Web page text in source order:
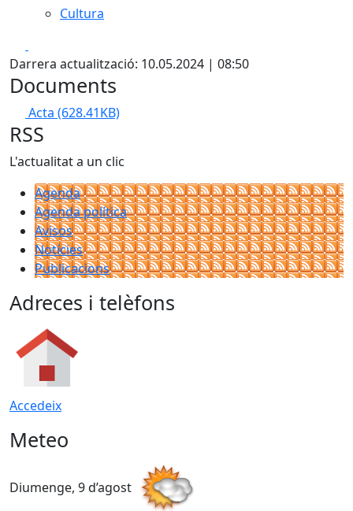
Cultura
Darrera actualització: 10.05.2024 | 08:50
Documents
Acta (628.41KB)
RSS
L'actualitat a un clic
Agenda
Agenda política
Avisos
Notícies
Publicacions
Adreces i telèfons
Accedeix
Meteo
Diumenge, 9 d’agost